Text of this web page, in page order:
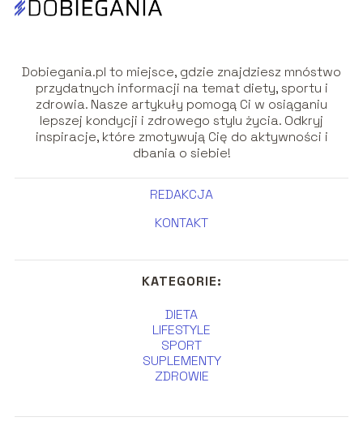
Dobiegania.pl to miejsce, gdzie znajdziesz mnóstwo
przydatnych informacji na temat diety, sportu i
zdrowia. Nasze artykuły pomogą Ci w osiąganiu
lepszej kondycji i zdrowego stylu życia. Odkryj
inspiracje, które zmotywują Cię do aktywności i
dbania o siebie!
REDAKCJA
KONTAKT
KATEGORIE:
DIETA
LIFESTYLE
SPORT
SUPLEMENTY
ZDROWIE